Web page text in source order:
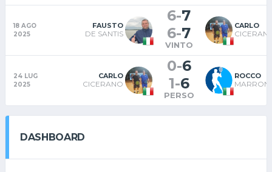
18 AGO
2025
FAUSTO
DE SANTIS
6-7
6-7
VINTO
CARLO
24 LUG
2025
CARLO
CICERANO
0-6
1-6
PERSO
ROCCO
MARRONI
DASHBOARD